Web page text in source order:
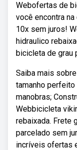
Webofertas de
você encontra
10x sem juros!
hidraulico
bicicleta de grau
Saiba mais
tamanho
manobras;
Webbicicleta
rebaixada. Frete
parcelado sem
incríveis ofertas